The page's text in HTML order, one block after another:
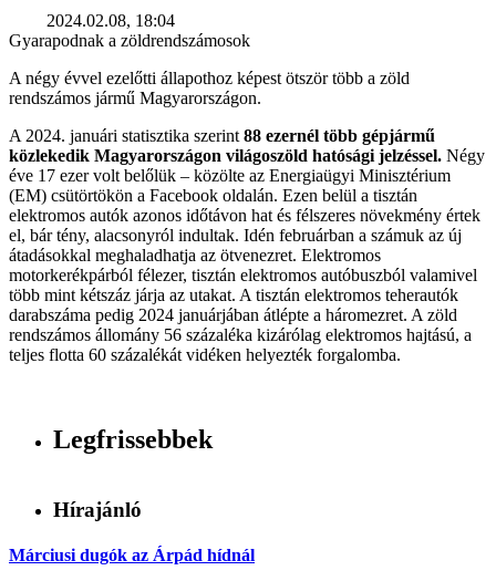
2024.02.08, 18:04
Gyarapodnak a zöldrendszámosok
A négy évvel ezelőtti állapothoz képest ötször több a zöld
rendszámos jármű Magyarországon.
A 2024. januári statisztika szerint 88 ezernél több gépjármű
közlekedik Magyarországon világoszöld hatósági jelzéssel. Négy
éve 17 ezer volt belőlük – közölte az Energiaügyi Minisztérium
(EM) csütörtökön a Facebook oldalán. Ezen belül a tisztán
elektromos autók azonos időtávon hat és félszeres növekmény értek
el, bár tény, alacsonyról indultak. Idén februárban a számuk az új
átadásokkal meghaladhatja az ötvenezret. Elektromos
motorkerékpárból félezer, tisztán elektromos autóbuszból valamivel
több mint kétszáz járja az utakat. A tisztán elektromos teherautók
darabszáma pedig 2024 januárjában átlépte a háromezret. A zöld
rendszámos állomány 56 százaléka kizárólag elektromos hajtású, a
teljes flotta 60 százalékát vidéken helyezték forgalomba.
Legfrissebbek
Hírajánló
Márciusi dugók az Árpád hídnál